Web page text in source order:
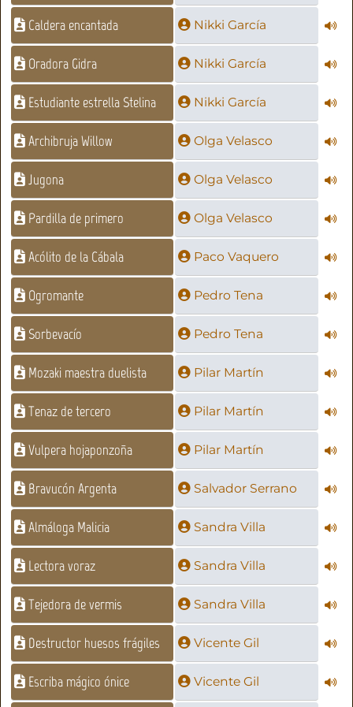
Caldera encantada Nikki García
Oradora Gidra Nikki García
Estudiante estrella Stelina Nikki García
Archibruja Willow Olga Velasco
Jugona Olga Velasco
Pardilla de primero Olga Velasco
Acólito de la Cábala Paco Vaquero
Ogromante Pedro Tena
Sorbevacío Pedro Tena
Mozaki maestra duelista Pilar Martín
Tenaz de tercero Pilar Martín
Vulpera hojaponzoña Pilar Martín
Bravucón Argenta Salvador Serrano
Almáloga Malicia Sandra Villa
Lectora voraz Sandra Villa
Tejedora de vermis Sandra Villa
Destructor huesos frágiles Vicente Gil
Escriba mágico ónice Vicente Gil